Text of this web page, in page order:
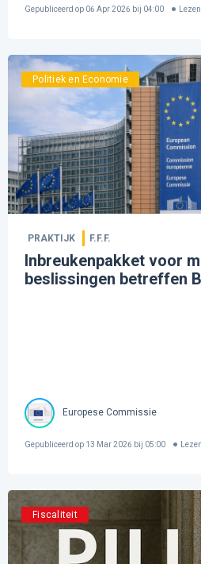
Gepubliceerd op 06 Apr 2026 bij 04:00 Lezen
Politiek en Economie
PRAKTIJK F.F.F.
Inbreukenpakket voor
beslissingen betreffen
Europese Commissie
Gepubliceerd op 13 Mar 2026 bij 05:00 Lezen
Fiscaliteit